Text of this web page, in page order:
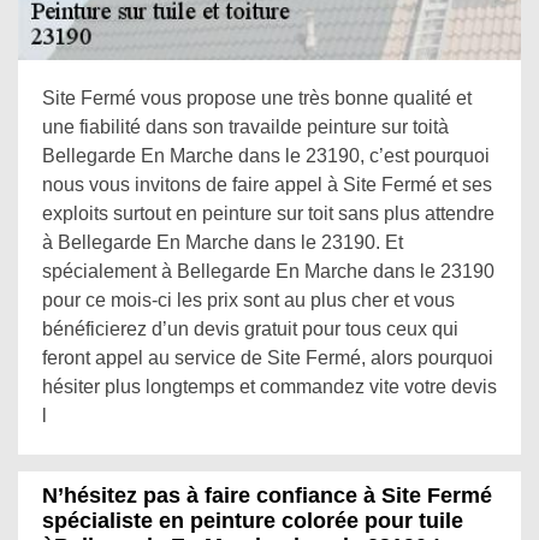
Site Fermé vous propose une très bonne qualité et
une fiabilité dans son travailde peinture sur toità
Bellegarde En Marche dans le 23190, c’est pourquoi
nous vous invitons de faire appel à Site Fermé et ses
exploits surtout en peinture sur toit sans plus attendre
à Bellegarde En Marche dans le 23190. Et
spécialement à Bellegarde En Marche dans le 23190
pour ce mois-ci les prix sont au plus cher et vous
bénéficierez d’un devis gratuit pour tous ceux qui
feront appel au service de Site Fermé, alors pourquoi
hésiter plus longtemps et commandez vite votre devis
N’hésitez pas à faire confiance à Site Fermé
spécialiste en peinture colorée pour tuile